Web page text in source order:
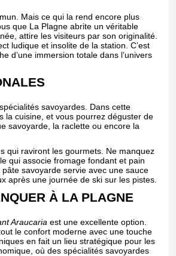
Mais ce qui la rend encore plus
que La Plagne abrite un véritable
attire les visiteurs par son originalité.
ludique et insolite de la station. C’est
d’une immersion totale dans l’univers
savoyardes. Dans cette
la cuisine, et vous pourrez déguster de
savoyarde, la raclette ou encore la
qui raviront les gourmets. Ne manquez
qui associe fromage fondant et pain
savoyarde servie avec une sauce
après une journée de ski sur les pistes.
À LA PLAGNE
Araucaria est une excellente option.
le confort moderne avec une touche
en fait un lieu stratégique pour les
où des spécialités savoyardes